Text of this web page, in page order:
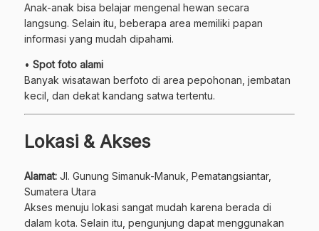
Anak-anak bisa belajar mengenal hewan secara
langsung. Selain itu, beberapa area memiliki papan
informasi yang mudah dipahami.
• Spot foto alami
Banyak wisatawan berfoto di area pepohonan, jembatan
kecil, dan dekat kandang satwa tertentu.
Lokasi & Akses
Alamat: Jl. Gunung Simanuk-Manuk, Pematangsiantar,
Sumatera Utara
Akses menuju lokasi sangat mudah karena berada di
dalam kota. Selain itu, pengunjung dapat menggunakan